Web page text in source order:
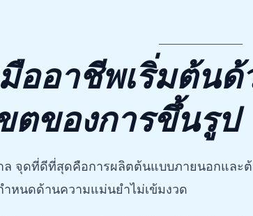
ออาชีพเริ่มต้นด้
ตของการขึ้นรูป
จุดที่ดีที่สุดคือการผลิตต้นแบบภายนอกแล
หนดด้านความแม่นยำไม่เข้มงวด